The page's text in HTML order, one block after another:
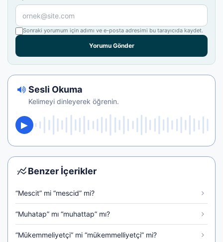
Sonraki yorumum için adımı ve e-posta adresimi bu tarayıcıda kaydet.
Yorumu Gönder
Sesli Okuma
Kelimeyi dinleyerek öğrenin.
Benzer İçerikler
“Mescit” mi “mescid” mi?
“Muhatap” mı “muhattap” mı?
“Mükemmeliyetçi” mi “mükemmelliyetçi” mi?